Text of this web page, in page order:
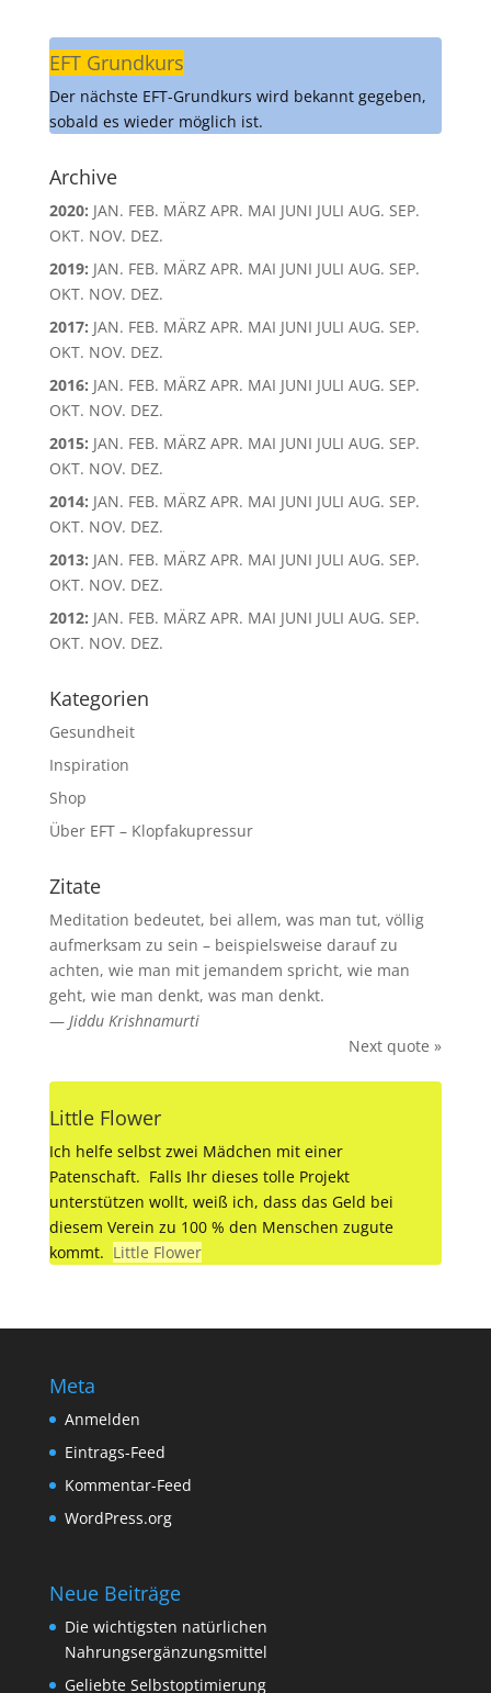
EFT Grundkurs
Der nächste EFT-Grundkurs wird bekannt gegeben,
sobald es wieder möglich ist.
Archive
2020: JAN. FEB. MÄRZ APR. MAI JUNI JULI AUG. SEP.
OKT. NOV. DEZ.
2019: JAN. FEB. MÄRZ APR. MAI JUNI JULI AUG. SEP.
OKT. NOV. DEZ.
2017: JAN. FEB. MÄRZ APR. MAI JUNI JULI AUG. SEP.
OKT. NOV. DEZ.
2016: JAN. FEB. MÄRZ APR. MAI JUNI JULI AUG. SEP.
OKT. NOV. DEZ.
2015: JAN. FEB. MÄRZ APR. MAI JUNI JULI AUG. SEP.
OKT. NOV. DEZ.
2014: JAN. FEB. MÄRZ APR. MAI JUNI JULI AUG. SEP.
OKT. NOV. DEZ.
2013: JAN. FEB. MÄRZ APR. MAI JUNI JULI AUG. SEP.
OKT. NOV. DEZ.
2012: JAN. FEB. MÄRZ APR. MAI JUNI JULI AUG. SEP.
OKT. NOV. DEZ.
Kategorien
Gesundheit
Inspiration
Shop
Über EFT – Klopfakupressur
Zitate
Meditation bedeutet, bei allem, was man tut, völlig
aufmerksam zu sein – beispielsweise darauf zu
achten, wie man mit jemandem spricht, wie man
geht, wie man denkt, was man denkt.
— Jiddu Krishnamurti
Next quote »
Little Flower
Ich helfe selbst zwei Mädchen mit einer
Patenschaft. Falls Ihr dieses tolle Projekt
unterstützen wollt, weiß ich, dass das Geld bei
diesem Verein zu 100 % den Menschen zugute
kommt. Little Flower
Meta
Anmelden
Eintrags-Feed
Kommentar-Feed
WordPress.org
Neue Beiträge
Die wichtigsten natürlichen
Nahrungsergänzungsmittel
Geliebte Selbstoptimierung